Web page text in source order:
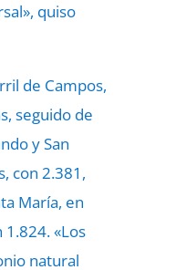
quiso
de Campos,
seguido de
y San
con 2.381,
María, en
1.824. «Los
natural